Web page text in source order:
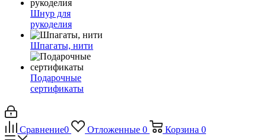
Шнур для
рукоделия
Шпагаты, нити
Подарочные
сертификаты
Сравнение0 Отложенные 0 Корзина 0